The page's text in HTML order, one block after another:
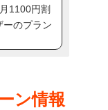
1100円割
ーのプラン
ン情報